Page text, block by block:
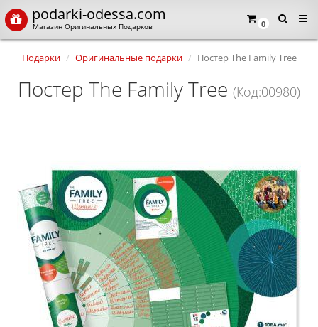
0
podarki-odessa.com
Магазин Оригинальных Подарков
Подарки Оригинальные подарки Постер The Family Tree
Постер The Family Tree (Код:00980)